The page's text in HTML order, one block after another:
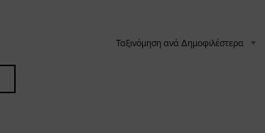
Ταξινόμηση ανά Δημοφιλέστερα